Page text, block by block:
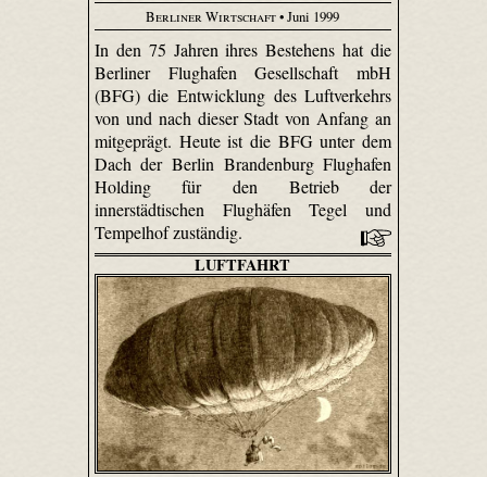
Berliner Wirtschaft• Juni 1999
In den 75 Jahren ihres Bestehens hat die
Berliner Flughafen Gesellschaft mbH
(BFG) die Entwicklung des Luftverkehrs
von und nach dieser Stadt von Anfang an
mitgeprägt. Heute ist die BFG unter dem
Dach der Berlin Brandenburg Flughafen
Holding für den Betrieb der
innerstädtischen Flughäfen Tegel und
Tempelhof zuständig.
LUFTFAHRT